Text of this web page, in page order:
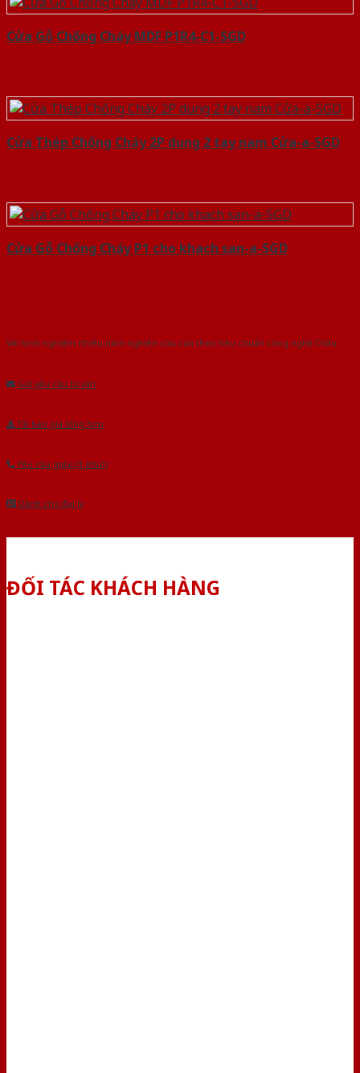
Cửa Gỗ Chống Cháy MDF P1R4-C1-SGD
Cửa Thép Chống Cháy 2P dung 2 tay nam Cửa-a-SGD
Cửa Gỗ Chống Cháy P1 cho khach san-a-SGD
Với kinh nghiệm nhiêu năm nghiên cứu cửa theo tiêu chuẩn công nghệ Châu
Gửi yêu cầu tư vấn
Tải báo giá tổng hợp
Yêu cầu gọi lại (3 phút)
Dành cho đại lý
ĐỐI TÁC KHÁCH HÀNG